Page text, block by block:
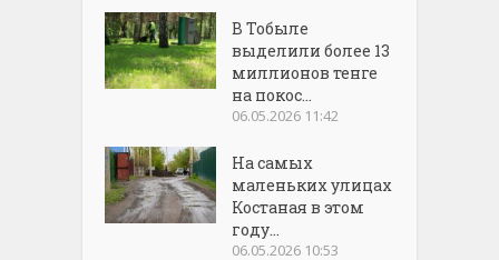
В Тобыле
выделили более 13
миллионов тенге
на покос...
06.05.2026 11:42
На самых
маленьких улицах
Костаная в этом
году...
06.05.2026 10:53